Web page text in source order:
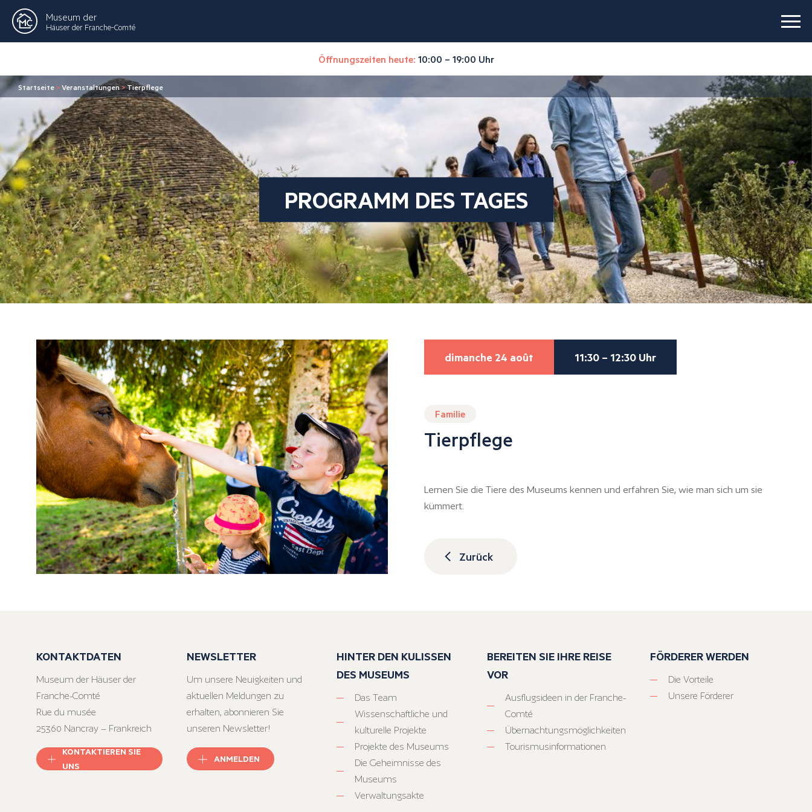
Museum der
Häuser der Franche-Comté
Öffnungszeiten heute: 10:00 – 19:00 Uhr
Startseite >Veranstaltungen>Tierpflege
PROGRAMM DES TAGES
dimanche 24 août 11:30 – 12:30 Uhr
Familie
Tierpflege
Lernen Sie die Tiere des Museums kennen und erfahren Sie, wie man sich um sie
kümmert.
Zurück
KONTAKTDATEN
Museum der Häuser der
Franche-Comté
Rue du musée
25360 Nancray – Frankreich
KONTAKTIEREN SIE
UNS
NEWSLETTER
Um unsere Neuigkeiten und
aktuellen Meldungen zu
erhalten, abonnieren Sie
unseren Newsletter!
ANMELDEN
HINTER DEN KULISSEN
DES MUSEUMS
Das Team
Wissenschaftliche und
kulturelle Projekte
Projekte des Museums
Die Geheimnisse des
Museums
Verwaltungsakte
BEREITEN SIE IHRE REISE
VOR
Ausflugsideen in der Franche-
Comté
Übernachtungsmöglichkeiten
Tourismusinformationen
FÖRDERER WERDEN
Die Vorteile
Unsere Förderer